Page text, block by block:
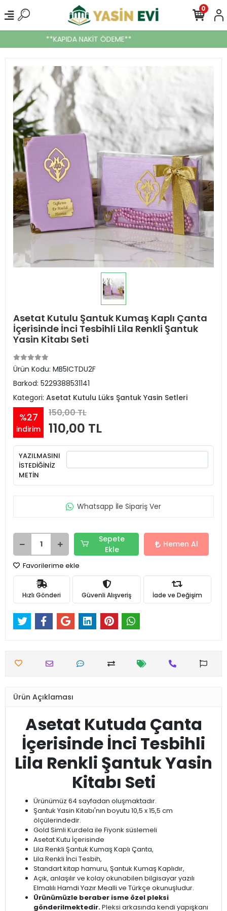
**KAPIDA NAKİT ÖDEME**
0
Asetat Kutulu Şantuk Kumaş Kaplı Çanta
İçerisinde İnci Tesbihli Lila Renkli Şantuk
Yasin Kitabı Seti
Ürün Kodu: MB5ICTDU2F
Barkod: 5229388531141
Kategori: Asetat Kutulu Lüks Şantuk Yasin Setleri
%27
indirim
150,00 TL
110,00 TL
YAZILMASINI
İSTEDİĞİNİZ
METİN
Whatsapp İle Sipariş Ver
Sepete
Ekle
Hemen Al
Favorilerime ekle
Hızlı Gönderi Güvenli Alışveriş İade ve Değişim
Ürün Açıklaması
Asetat Kutuda Çanta
İçerisinde İnci Tesbihli
Lila Renkli Şantuk Yasin
Kitabı Seti
Ürünümüz 64 sayfadan oluşmaktadır.
Şantuk Yasin Kitabı'nın boyutu 10,5 x 15,5 cm
ölçülerindedir.
Gold Simli Kurdela ile Fiyonk süslemeli
Asetat Kutu İçerisinde
Lila Renkli Şantuk Kumaş Kaplı Çanta,
Lila Renkli İnci Tesbih,
Standart kitap hamuru, Şantuk Kumaş Kaplıdır,
Açık, anlaşılır ve kolay okunabilen bilgisayar yazılı
Elmalılı Hamdi Yazır Mealli ve Türkçe okunuşludur.
Ürünümüzle beraber isme özel pleksi
gönderilmektedir.Pleksi arkasında kendi yapışkanı